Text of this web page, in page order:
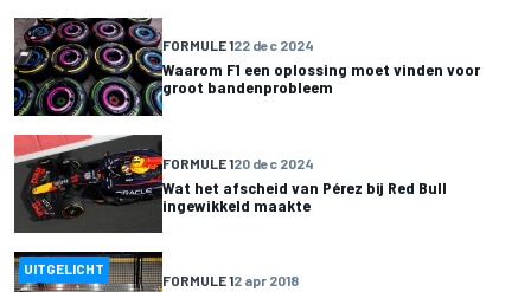
FORMULE 122 dec 2024
Waarom F1 een oplossing moet vinden voor
groot bandenprobleem
FORMULE 120 dec 2024
Wat het afscheid van Pérez bij Red Bull
ingewikkeld maakte
UITGELICHT
FORMULE 12 apr 2018